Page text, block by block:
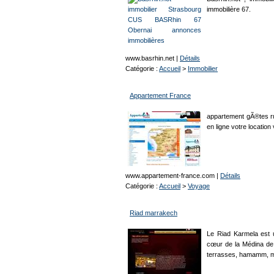
immobilière 67.
www.basrhin.net | Détails
Catégorie : Accueil > Immobilier
Appartement France
appartement gÃ®tes
en ligne votre
www.appartement-france.com | Détails
Catégorie : Accueil > Voyage
Riad marrakech
Le Riad Karmela est
cœur de la Médina
terrasses, hamamm,